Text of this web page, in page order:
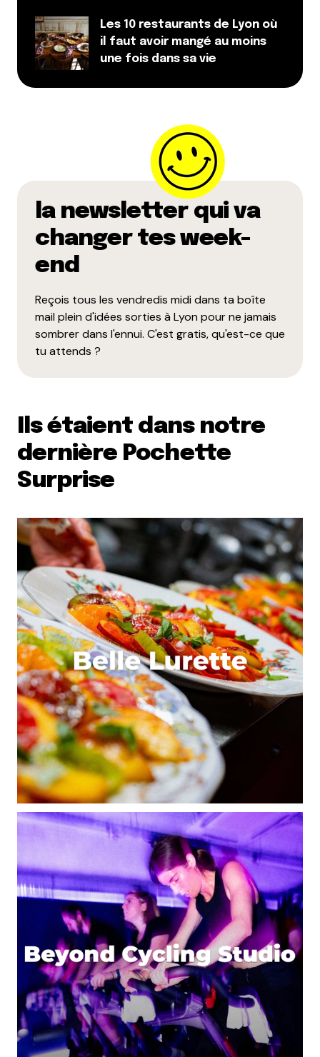
Les 10 restaurants de Lyon où
il faut avoir mangé au moins
une fois dans sa vie
la newsletter qui va
changer tes week-
end
Reçois tous les vendredis midi dans ta boîte
mail plein d'idées sorties à Lyon pour ne jamais
sombrer dans l'ennui. C'est gratis, qu'est-ce que
tu attends ?
Ils étaient dans notre
dernière Pochette
Surprise